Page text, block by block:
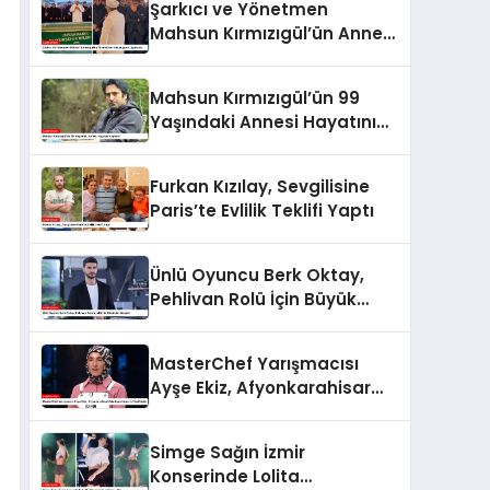
Şarkıcı ve Yönetmen
Mahsun Kırmızıgül’ün Annesi
Mahsun Kırmızıgül’ün 99
Yaşındaki Annesi Hayatını
Furkan Kızılay, Sevgilisine
Paris’te Evlilik Teklifi Yaptı
Ünlü Oyuncu Berk Oktay,
Pehlivan Rolü İçin Büyük
MasterChef Yarışmacısı
Ayşe Ekiz, Afyonkarahisar
Simge Sağın İzmir
Konserinde Lolita